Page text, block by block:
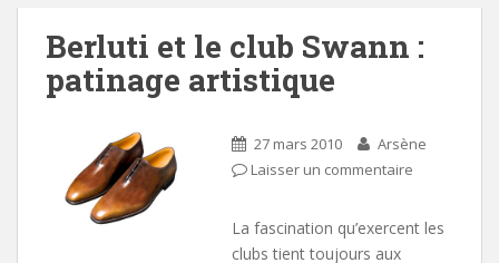
Berluti et le club Swann :
patinage artistique
27 mars 2010
Arsène
Laisser un commentaire
La fascination qu’exercent les
clubs tient toujours aux